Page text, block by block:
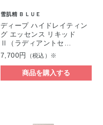
雪肌精 ＢＬＵＥ
ディープ ハイドレイティン
グ エッセンス リキッド
Ⅱ（ラディアントセ…
7,700円
（税込）※
商品を購入する